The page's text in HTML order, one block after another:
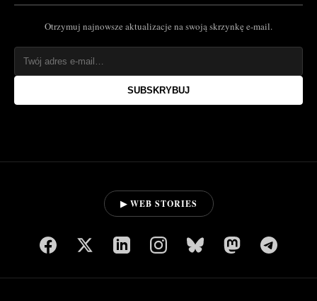
Otrzymuj najnowsze aktualizacje na swoją skrzynkę e-mail.
SUBSKRYBUJ
▶ WEB STORIES